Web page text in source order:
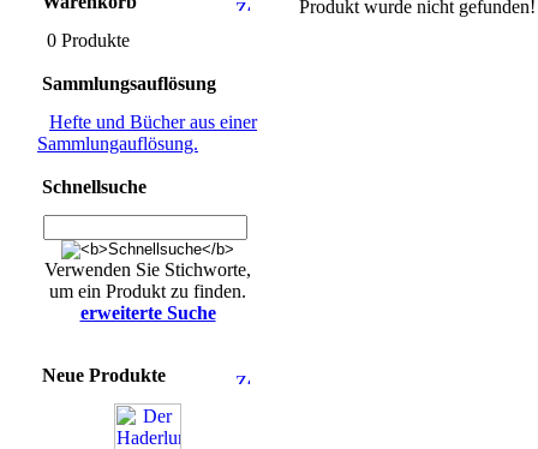
0 Produkte
Sammlungsauflösung
Hefte und Bücher aus einer
Sammlungauflösung.
Schnellsuche
Verwenden Sie Stichworte,
um ein Produkt zu finden.
erweiterte Suche
Neue Produkte
Produkt wurde nicht gefunden!